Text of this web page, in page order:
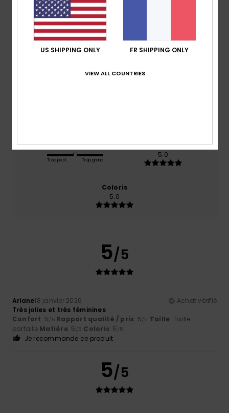
Note moyenne
5.0
100% de nos clients recommandent ce produit
Taille
Trop petit Trop grand
Matière
5.0
Coloris
5.0
5/5
Ariane18 janvier 2026
Achat vérifié
Très jolies et très féminines
Confort: 5/5 Rapport qualité / prix: 5/5 Taille: Taille
parfaite Matière: 5 /5 Coloris: 5 /5
Je recommande ce produit
5/5
US SHIPPING ONLY FR SHIPPING ONLY
VIEW ALL COUNTRIES